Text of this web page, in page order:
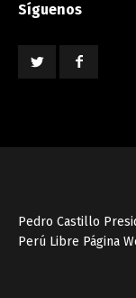
Síguenos
Pedro Castillo
Perú Libre Página